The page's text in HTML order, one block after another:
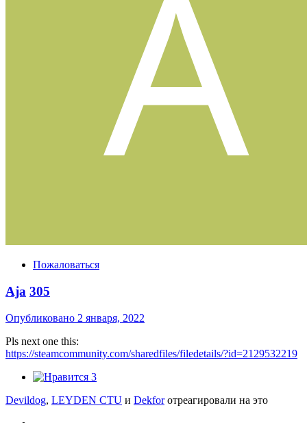
Пожаловаться
Aja 305
Опубликовано 2 января, 2022
Pls next one this:
https://steamcommunity.com/sharedfiles/filedetails/?id=2129532219
3
Devildog, LEYDEN CTU и Dekforотреагировали на это